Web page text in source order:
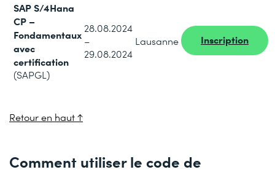
SAP S/4Hana
CP –
Fondamentaux
avec
certification
(SAPGL)
28.08.2024
–
29.08.2024
Lausanne Inscription
Retour en haut ↑
Comment utiliser le code de